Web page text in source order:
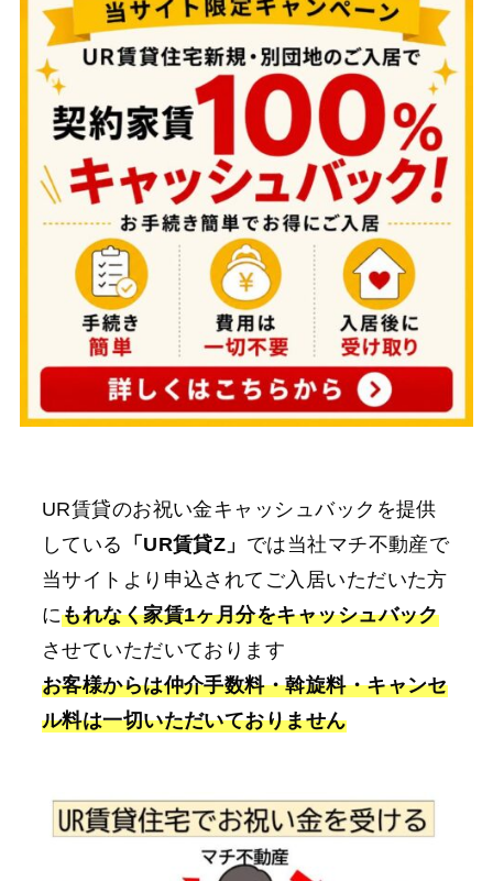
UR賃貸のお祝い金キャッシュバックを提供
している
「UR賃貸Z」 では当社マチ不動産で
当サイトより申込されてご入居いただいた方
にもれなく家賃1ヶ月分をキャッシュバック
させていただいております
お客様からは仲介手数料・斡旋料・キャンセ
ル料は一切いただいておりません